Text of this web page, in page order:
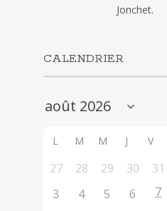
Jonchet.
CALENDRIER
L M M J V
27 28 29 30 31
3
4 5 6 7